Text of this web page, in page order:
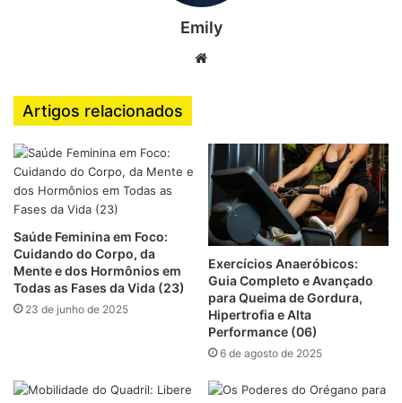
suficiente para se recuperar entre treinos intensos
Ele não ocorre apenas com quem treina pesado: até
descanso, podem levar a desequilíbrios.
Causas principais do overtraining
Treinos longos e intensos sem descanso adequado
Falta de sono reparador
Má alimentação ou déficit calórico prolongado
Estresse físico, mental ou emocional constante
Pouca variação de exercícios e sobrecarga contínua
Emily
Artigos relacionados
Saúde Feminina em Foco:
Cuidando do Corpo, da
Mente e dos Hormônios em
Todas as Fases da Vida (23)
23 de junho de 2025
Exercícios Anaeróbicos:
Guia Completo e Avançado
para Queima de Gordura,
Hipertrofia e Alta
Performance (06)
6 de agosto de 2025